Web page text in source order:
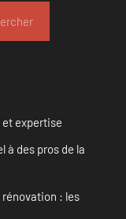
expertise
à des pros de la
rénovation : les